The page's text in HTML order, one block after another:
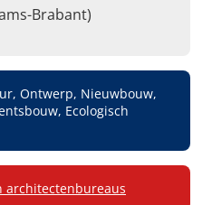
Brabant)
Ontwerp, Nieuwbouw,
Ecologisch
architectenbureaus